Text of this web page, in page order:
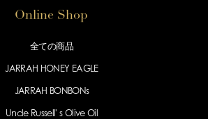
Online Shop
全ての商品
JARRAH HONEY EAGLE
JARRAH BONBONs
Uncle Russell' s Olive Oil